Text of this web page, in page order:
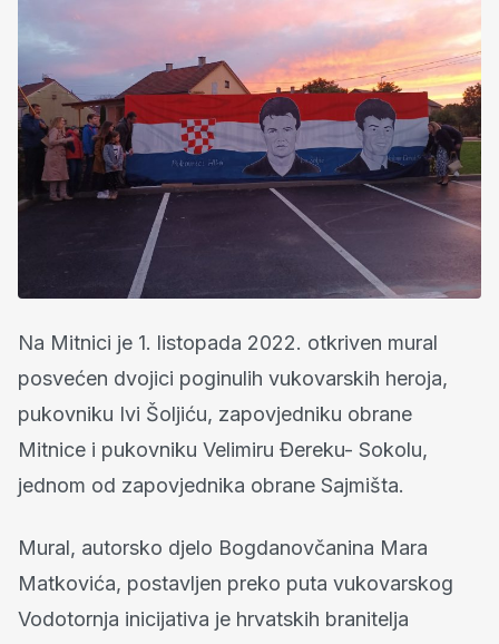
Na Mitnici je 1. listopada 2022. otkriven mural
posvećen dvojici poginulih vukovarskih heroja,
pukovniku Ivi Šoljiću, zapovjedniku obrane
Mitnice i pukovniku Velimiru Đereku- Sokolu,
jednom od zapovjednika obrane Sajmišta.
Mural, autorsko djelo Bogdanovčanina Mara
Matkovića, postavljen preko puta vukovarskog
Vodotornja inicijativa je hrvatskih branitelja